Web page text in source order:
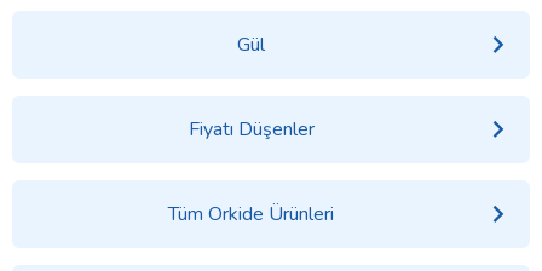
Gül
Fiyatı Düşenler
Tüm Orkide Ürünleri